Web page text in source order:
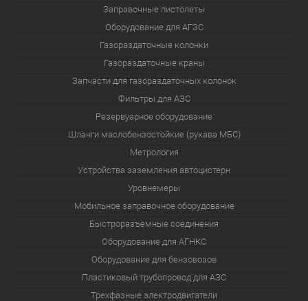
Заправочные пистолеты
Оборудование для АГЗС
Газораздаточные колонки
Газораздаточные краны
Запчасти для газораздаточных колонок
Фильтры для АЗС
Резервуарное оборудование
Шланги маслобензостойкие (рукава МБС)
Метрология
Устройства заземления автоцистерн
Уровнемеры
Мобильное заправочное оборудование
Быстроразъемные соединения
Оборудование для АГНКС
Оборудование для бензовозов
Пластиковый трубопровод для АЗС
Трехфазные электродвигатели